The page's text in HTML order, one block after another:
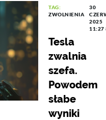
TAG:
ZWOLNIENIA
30
2025
11:27
Tesla
zwalnia
szefa.
Powodem
słabe
wyniki